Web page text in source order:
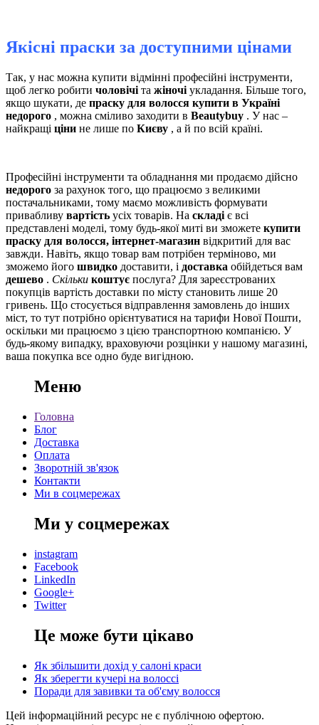
Якісні праски за доступними цінами
Так, у нас можна купити відмінні професійні інструменти,
щоб легко робити чоловічі та жіночі укладання. Більше того,
якщо шукати, де праску для волосся купити в Україні
недорого , можна сміливо заходити в Beautybuy . У нас –
найкращі ціни не лише по Києву , а й по всій країні.
Професійні інструменти та обладнання ми продаємо дійсно
недорого за рахунок того, що працюємо з великими
постачальниками, тому маємо можливість формувати
привабливу вартість усіх товарів. На складі є всі
представлені моделі, тому будь-якої миті ви зможете купити
праску для волосся, інтернет-магазин відкритий для вас
завжди. Навіть, якщо товар вам потрібен терміново, ми
зможемо його швидко доставити, і доставка обійдеться вам
дешево . Скільки коштує послуга? Для зареєстрованих
покупців вартість доставки по місту становить лише 20
гривень. Що стосується відправлення замовлень до інших
міст, то тут потрібно орієнтуватися на тарифи Нової Пошти,
оскільки ми працюємо з цією транспортною компанією. У
будь-якому випадку, враховуючи розцінки у нашому магазині,
ваша покупка все одно буде вигідною.
Меню
Головна
Блог
Доставка
Оплата
Зворотній зв'язок
Контакти
Ми в соцмережах
Ми у соцмережах
instagram
Facebook
LinkedIn
Google+
Twitter
Це може бути цікаво
Як збільшити дохід у салоні краси
Як зберегти кучері на волоссі
Поради для завивки та об'єму волосся
Цей інформаційний ресурс не є публічною офертою.